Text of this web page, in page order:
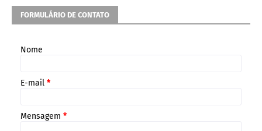
FORMULÁRIO DE CONTATO
Nome
E-mail *
Mensagem *